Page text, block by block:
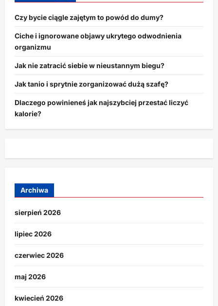
Czy bycie ciągle zajętym to powód do dumy?
Ciche i ignorowane objawy ukrytego odwodnienia
organizmu
Jak nie zatracić siebie w nieustannym biegu?
Jak tanio i sprytnie zorganizować dużą szafę?
Dlaczego powinieneś jak najszybciej przestać liczyć
kalorie?
Archiwa
sierpień 2026
lipiec 2026
czerwiec 2026
maj 2026
kwiecień 2026